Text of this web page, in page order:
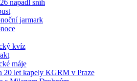
napadl sníh
jarmark
kvíz
máje
20 let kapely KGRM v Praze